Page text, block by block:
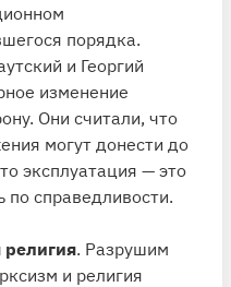
порядка.
и Георгий
изменение
Они считали, что
могут донести до
эксплуатация — это
по справедливости.
. Разрушим
и религия